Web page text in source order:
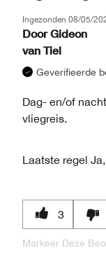
Ingezonden 08/05/
Door Gideon
van Tiel
Geverifieerde
Dag- en/of
vliegreis.
Laatste regel
3
Markeer Deze